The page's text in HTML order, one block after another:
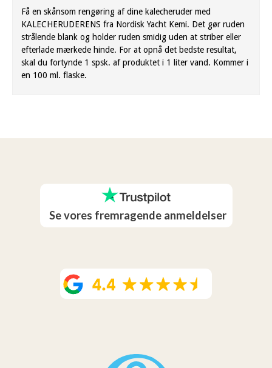
Få en skånsom rengøring af dine kalecheruder med
KALECHERUDERENS fra Nordisk Yacht Kemi. Det gør ruden
strålende blank og holder ruden smidig uden at striber eller
efterlade mærkede hinde. For at opnå det bedste resultat,
skal du fortynde 1 spsk. af produktet i 1 liter vand. Kommer i
en 100 ml. flaske.
Se vores fremragende anmeldelser